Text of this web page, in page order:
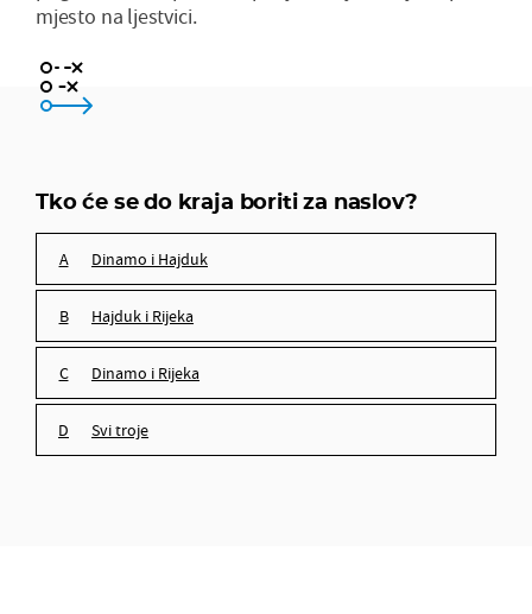
mjesto na ljestvici.
Tko će se do kraja boriti za naslov?
Dinamo i Hajduk
Hajduk i Rijeka
Dinamo i Rijeka
svi troje
svi troje